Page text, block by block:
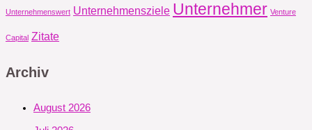
Unternehmenswert Unternehmensziele Unternehmer Venture
Capital Zitate
Archiv
August 2026